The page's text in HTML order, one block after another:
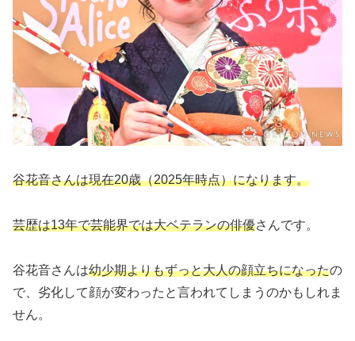
谷花音さんは現在20歳（2025年時点）になります。
芸歴は13年で芸能界では大ベテランの俳優さんです。
谷花音さんは幼少期よりもずっと大人の顔立ちになったの
で、劣化して顔が変わったと言われてしまうのかもしれま
せん。